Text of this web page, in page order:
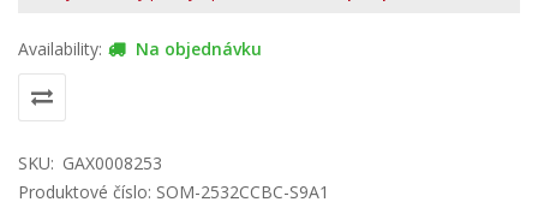
Availability: Na objednávku
SKU: GAX0008253
Produktové číslo: SOM-2532CCBC-S9A1